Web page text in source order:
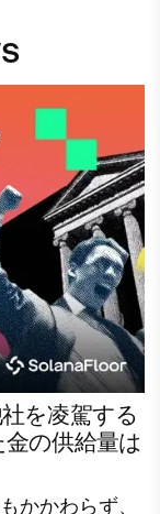
を凌駕する
の供給量は
かかわらず、